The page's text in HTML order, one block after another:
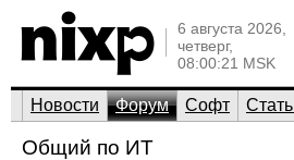
6 августа 2026,
четверг,
08:00:21 MSK
Новости Форум Софт
Общий по ИТ